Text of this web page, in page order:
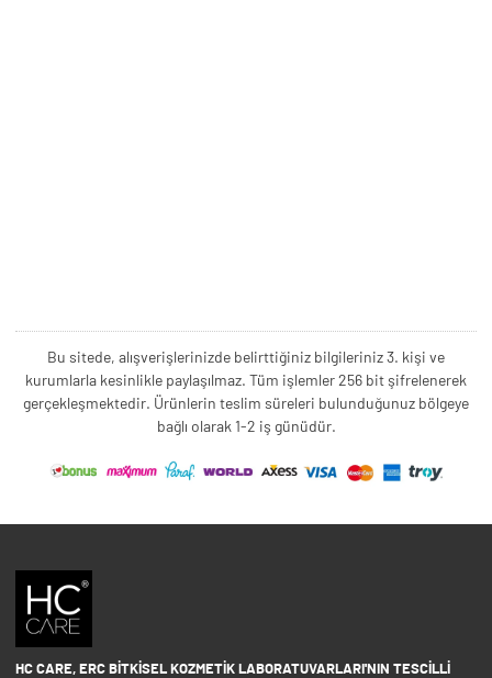
Bu sitede, alışverişlerinizde belirttiğiniz bilgileriniz 3. kişi ve
kurumlarla kesinlikle paylaşılmaz. Tüm işlemler 256 bit şifrelenerek
gerçekleşmektedir. Ürünlerin teslim süreleri bulunduğunuz bölgeye
bağlı olarak 1-2 iş günüdür.
HC CARE, ERC BITKISEL KOZMETIK LABORATUVARLARI'NIN TESCILLI